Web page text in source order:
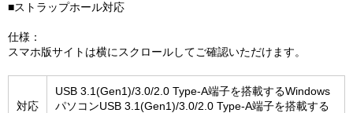
■ストラップホール対応
仕様：
スマホ版サイトは横にスクロールしてご確認いただけます。
対応
USB 3.1(Gen1)/3.0/2.0 Type-A端子を搭載するWindows
パソコンUSB 3.1(Gen1)/3.0/2.0 Type-A端子を搭載する